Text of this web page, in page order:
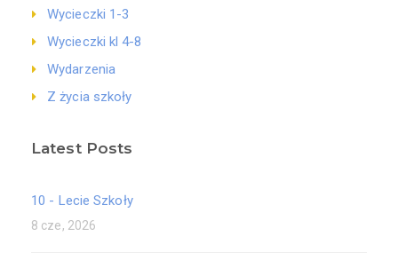
Wycieczki 1-3
Wycieczki kl 4-8
Wydarzenia
Z życia szkoły
Latest Posts
10 - Lecie Szkoły
8 cze, 2026